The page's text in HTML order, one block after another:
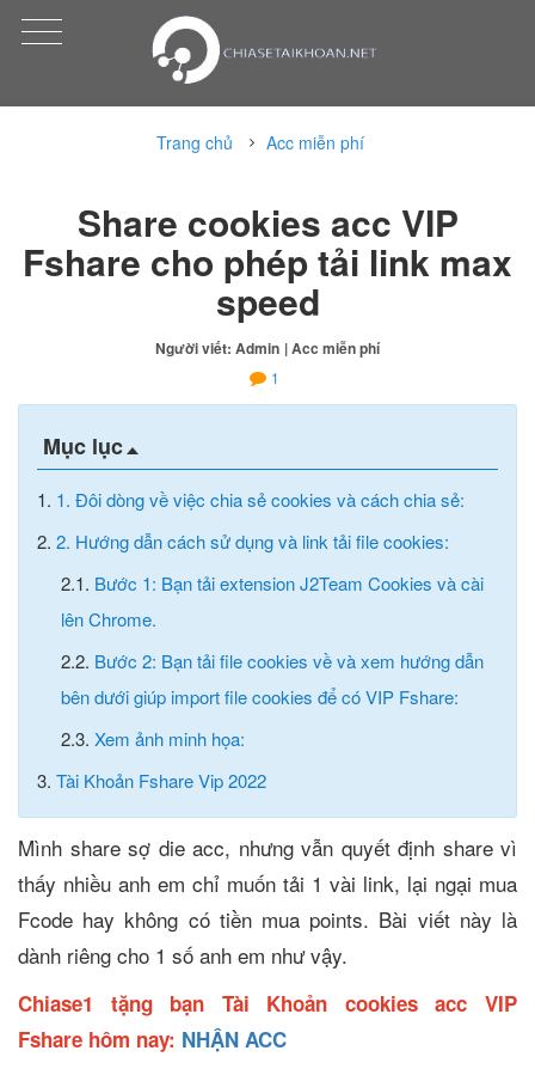
Trang chủ Acc miễn phí
Share cookies acc VIP
Fshare cho phép tải link max
speed
Người viết: Admin | Acc miễn phí
1
Mục lục
1. 1. Đôi dòng về việc chia sẻ cookies và cách chia sẻ:
2. 2. Hướng dẫn cách sử dụng và link tải file cookies:
2.1. Bước 1: Bạn tải extension J2Team Cookies và cài
lên Chrome.
2.2. Bước 2: Bạn tải file cookies về và xem hướng dẫn
bên dưới giúp import file cookies để có VIP Fshare:
2.3. Xem ảnh minh họa:
3. Tài Khoản Fshare Vip 2022
Mình share sợ die acc, nhưng vẫn quyết định share vì
thấy nhiều anh em chỉ muốn tải 1 vài link, lại ngại mua
Fcode hay không có tiền mua points. Bài viết này là
dành riêng cho 1 số anh em như vậy.
Chiase1 tặng bạn Tài Khoản cookies acc VIP
Fshare hôm nay: NHẬN ACC